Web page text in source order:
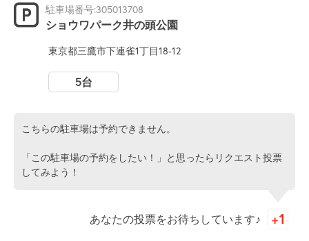
駐車場番号:305013708
ショウワパーク井の頭公園
東京都三鷹市下連雀1丁目18-12
5台
こちらの駐車場は予約できません。
「この駐車場の予約をしたい！」と思ったらリクエスト投票
してみよう！
あなたの投票をお待ちしています♪